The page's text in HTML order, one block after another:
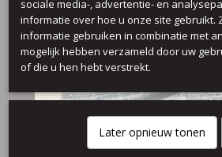
sociale media-, advertentie- en
informatie over hoe u onze site gebruikt.
informatie gebruiken in combinatie met
mogelijk hebben verzameld door uw
of die u hen hebt verstrekt.
Later opnieuw tonen